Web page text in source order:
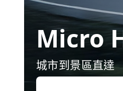
Micro
城市到景區直達